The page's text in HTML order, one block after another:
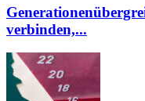
verbinden,...